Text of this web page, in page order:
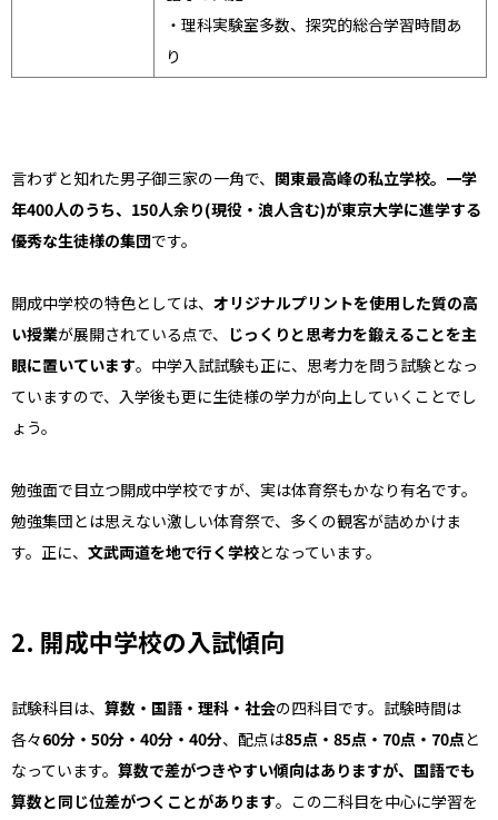
・理科実験室多数、探究的総合学習時間あ
り
言わずと知れた男子御三家の一角で、 関東最高峰の私立学校。一学
年400人のうち、150人余り(現役・浪人含む)が東京大学に進学する
優秀な生徒様の集団です。
開成中学校の特色としては、 オリジナルプリントを使用した質の高
い授業が展開されている点で、 じっくりと思考力を鍛えることを主
眼に置いています。中学入試試験も正に、思考力を問う試験となっ
ていますので、入学後も更に生徒様の学力が向上していくことでし
ょう。
勉強面で目立つ開成中学校ですが、実は体育祭もかなり有名です。
勉強集団とは思えない激しい体育祭で、多くの観客が詰めかけま
す。正に、 文武両道を地で行く学校となっています。
2. 開成中学校の入試傾向
試験科目は、 算数・国語・理科・社会の四科目です。試験時間は
各々60分・50分・40分・40分、配点は85点・85点・70点・70点と
なっています。 算数で差がつきやすい傾向はありますが、国語でも
算数と同じ位差がつくことがあります。この二科目を中心に学習を